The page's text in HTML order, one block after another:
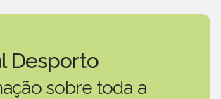
Desporto
sobre toda a